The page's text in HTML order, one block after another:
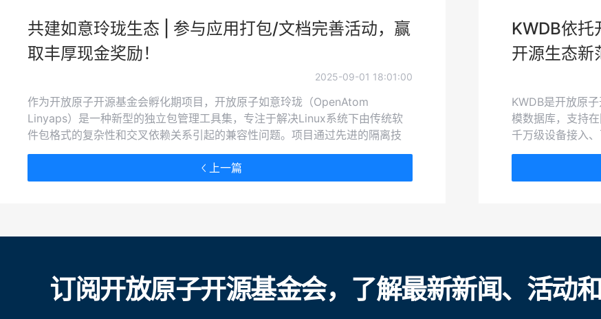
共建如意玲珑生态 | 参与应用打包/文档完善活动，赢
取丰厚现金奖励！
2025-09-01 18:01:00
作为开放原子开源基金会孵化期项目，开放原子如意玲珑（OpenAtom
Linyaps）是一种新型的独立包管理工具集，专注于解决Linux系统下由传统软
件包格式的复杂性和交叉依赖关系引起的兼容性问题。项目通过先进的隔离技
术，将应用与系统完全解耦，从根本上解决因环境变化引发的应用兼容性问题，
实现“一个架构，一次构建”，致力于简化软件开发流程、降低维护成本、加强数
据安全，促进技术与平台间的协同合作，构建一个更加繁荣、安全和高效的
上一篇
KWDB依托
开源生态新
KWDB是开放原
模数据库，支持
千万级设备接入
能力，具有稳定
交通车联网等场
放原子开源运营
订阅开放原子开源基金会，了解最新新闻、活动